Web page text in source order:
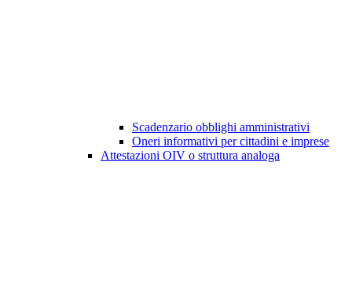
Scadenzario obblighi amministrativi
Oneri informativi per cittadini e imprese
Attestazioni OIV o struttura analoga